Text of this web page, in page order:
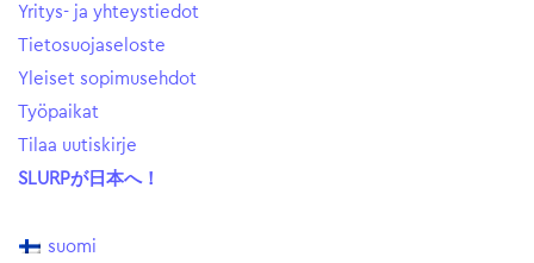
Yritys- ja yhteystiedot
Tietosuojaseloste
Yleiset sopimusehdot
Työpaikat
Tilaa uutiskirje
SLURPが日本へ！
suomi